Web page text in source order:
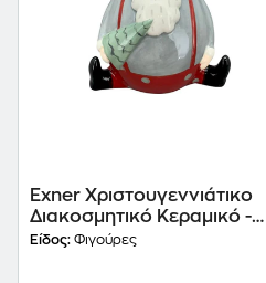
Exner Χριστουγεννιάτικο
Διακοσμητικό Κεραμικό -
Άγιος Βασίλης Καθιστός με
Είδος: Φιγούρες